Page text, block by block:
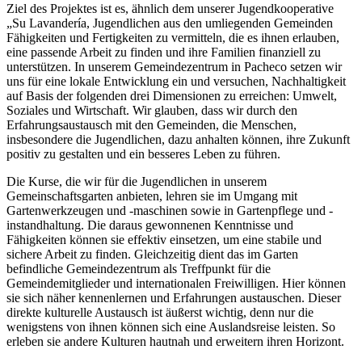
Ziel des Projektes ist es, ähnlich dem unserer Jugendkooperative
„Su Lavandería, Jugendlichen aus den umliegenden Gemeinden
Fähigkeiten und Fertigkeiten zu vermitteln, die es ihnen erlauben,
eine passende Arbeit zu finden und ihre Familien finanziell zu
unterstützen. In unserem Gemeindezentrum in Pacheco setzen wir
uns für eine lokale Entwicklung ein und versuchen, Nachhaltigkeit
auf Basis der folgenden drei Dimensionen zu erreichen: Umwelt,
Soziales und Wirtschaft. Wir glauben, dass wir durch den
Erfahrungsaustausch mit den Gemeinden, die Menschen,
insbesondere die Jugendlichen, dazu anhalten können, ihre Zukunft
positiv zu gestalten und ein besseres Leben zu führen.
Die Kurse, die wir für die Jugendlichen in unserem
Gemeinschaftsgarten anbieten, lehren sie im Umgang mit
Gartenwerkzeugen und -maschinen sowie in Gartenpflege und -
instandhaltung. Die daraus gewonnenen Kenntnisse und
Fähigkeiten können sie effektiv einsetzen, um eine stabile und
sichere Arbeit zu finden. Gleichzeitig dient das im Garten
befindliche Gemeindezentrum als Treffpunkt für die
Gemeindemitglieder und internationalen Freiwilligen. Hier können
sie sich näher kennenlernen und Erfahrungen austauschen. Dieser
direkte kulturelle Austausch ist äußerst wichtig, denn nur die
wenigstens von ihnen können sich eine Auslandsreise leisten. So
erleben sie andere Kulturen hautnah und erweitern ihren Horizont.